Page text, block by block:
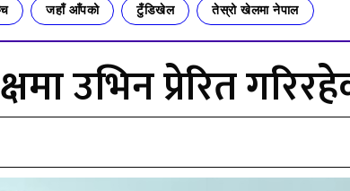
जहाँ आँपको टुँडिखेल तेस्रो खेलमा नेपाल
उभिन प्रेरित